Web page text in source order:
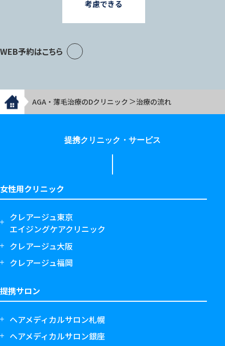
考慮できる
WEB予約はこちら
AGA・薄毛治療のDクリニック 治療の流れ
提携クリニック・サービス
女性用クリニック
クレアージュ東京
エイジングケアクリニック
クレアージュ大阪
クレアージュ福岡
提携サロン
ヘアメディカルサロン札幌
ヘアメディカルサロン銀座